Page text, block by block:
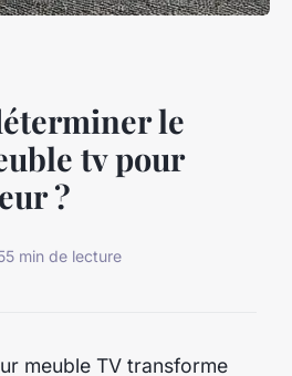
le
tv pour
?
5 min de lecture
meuble TV transforme